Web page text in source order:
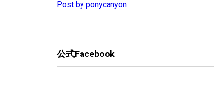
Post by ponycanyon
公式Facebook